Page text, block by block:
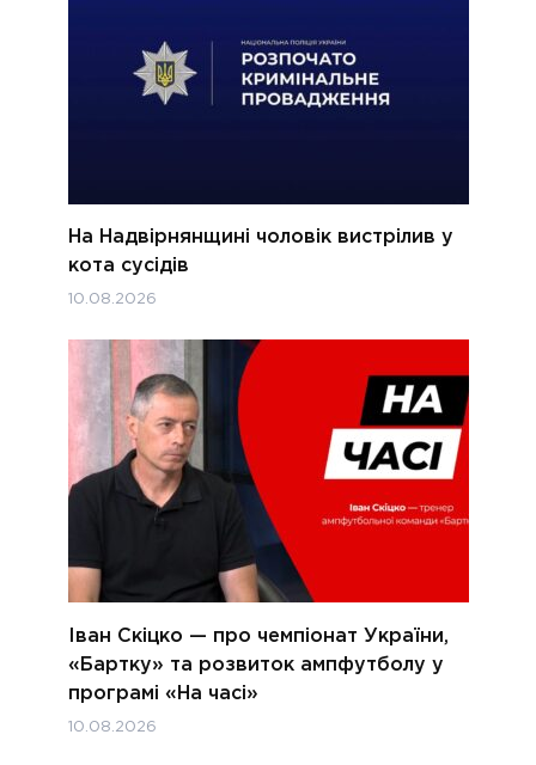
На Надвірнянщині чоловік вистрілив у
кота сусідів
10.08.2026
Іван Скіцко — про чемпіонат України,
«Бартку» та розвиток ампфутболу у
програмі «На часі»
10.08.2026